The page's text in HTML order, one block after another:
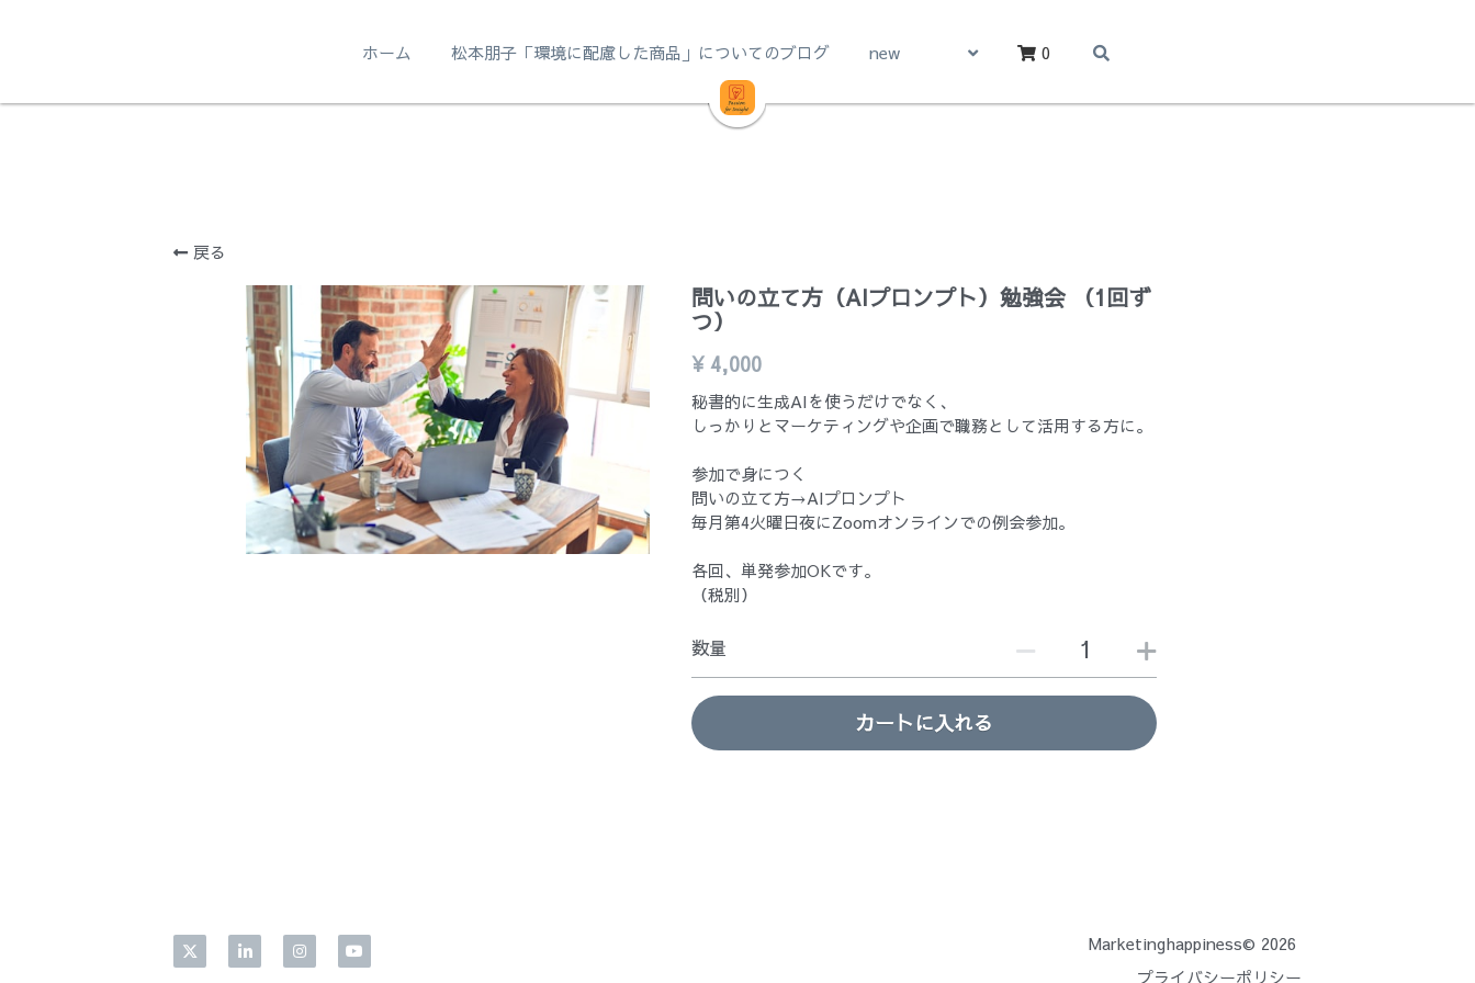
ホーム 松本朋子「環境に配慮した商品」についてのブログ new 0
戻る
問いの立て方（AIプロンプト）勉強会 （1回ず
つ）
¥ 4,000
秘書的に生成AIを使うだけでなく、
しっかりとマーケティングや企画で職務として活用する方に。
参加で身につく
問いの立て方→AIプロンプト
毎月第4火曜日夜にZoomオンラインでの例会参加。
各回、単発参加OKです。
（税別）
数量
カートに入れる
Marketinghappiness© 2026
プライバシーポリシー